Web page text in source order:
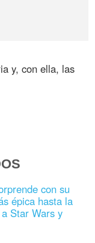
y, con ella, las
con su
épica hasta la
Star Wars y